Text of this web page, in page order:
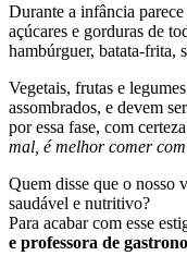
Durante a infância
açúcares e gorduras de
hambúrguer, batata-frita,
Vegetais, frutas e
assombrados, e devem
por essa fase, com
mal, é melhor comer
Quem disse que o nosso
saudável e nutritivo?
Para acabar com esse
e professora de